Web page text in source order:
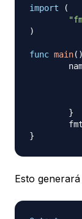
import
(
)
func main( )
}
	fmt
}
Esto